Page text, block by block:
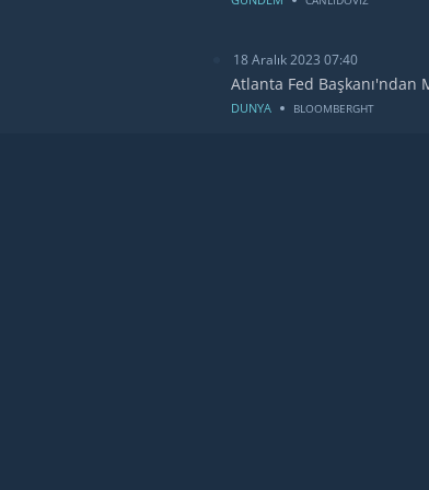
18 Aralık 2023 07:40
Atlanta Fed Başkanı'ndan
DUNYA BLOOMBERGHT